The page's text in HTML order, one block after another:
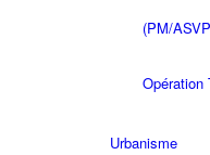
(PM/
Opération
Urbanisme